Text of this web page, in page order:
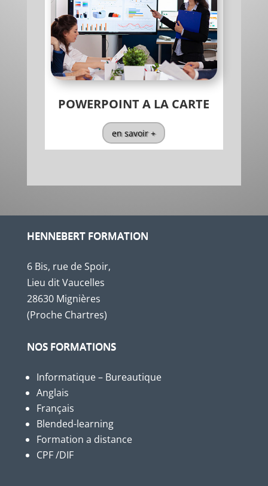
POWERPOINT A LA CARTE
en savoir +
HENNEBERT FORMATION
6 Bis, rue de Spoir,
Lieu dit Vaucelles
28630 Mignières
(Proche Chartres)
NOS FORMATIONS
Informatique – Bureautique
Anglais
Français
Blended-learning
Formation a distance
CPF /DIF